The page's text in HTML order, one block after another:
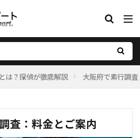
は？探偵が徹底解説 大阪府で素行調
査：料金とご案内